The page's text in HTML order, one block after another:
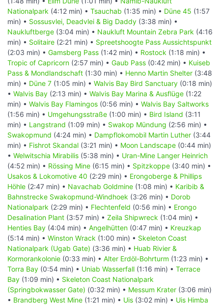
Nationalpark (4:12 min) • Tsauchab (1:35 min) • Düne 45 (1:57
min) • Sossusvlei, Deadvlei & Big Daddy (3:38 min) •
Naukluftberge (3:04 min) • Naukluft Mountain Zebra Park (4:16
min) • Solitaire (2:21 min) • Spreetshoogte Pass Aussichtspunkt
(2:03 min) • Gamsberg Pass (1:42 min) • Rostock (1:18 min) •
Tropic of Capricorn (2:57 min) • Gaub Pass (0:42 min) • Kuiseb
Pass & Mondlandschaft (1:30 min) • Henno Martin Shelter (3:48
min) • Düne 7 (1:05 min) • Walvis Bay Bird Sanctuary (0:18 min)
• Walvis Bay (2:13 min) • Walvis Bay Marina & Ausflüge (1:22
min) • Walvis Bay Flamingos (0:56 min) • Walvis Bay Saltworks
(1:56 min) • Umgehungsstraße (1:00 min) • Bird Island (3:11
min) • Langstrand (1:09 min) • Swakop Mündung (2:56 min) •
Swakopmund (4:24 min) • Dampflokomobil Martin Luther (3:44
min) • Fishrot Skandal (3:21 min) • Moon Landscape (0:44 min)
• Welwitschia Mirabilis (5:38 min) • Uran-Mine Langer Heinrich
(4:52 min) • Rössing Mine (6:15 min) • Spitzkoppe (3:40 min) •
Usakos & Lokomotive 40 (2:29 min) • Erongoberge & Phillips
Höhle (2:47 min) • Navachab Goldmine (1:08 min) • Karibib &
Bahnstrecke Swakopmund-Windhoek (3:26 min) • Dorob
Nationalpark (2:29 min) • Flechtenfeld (0:56 min) • Erongo
Desalination Plant (3:57 min) • Zeila Shipwreck (1:04 min) •
Henties Bay (4:04 min) • Angelhütten (0:47 min) • Kreuzkap
(5:14 min) • Winston Wrack (1:00 min) • Skeleton Coast
Nationalpark (Ugab Gate) (3:36 min) • Huab Rivier &
Kormorankolonie (0:33 min) • Alter Erdöl-Bohrturm (1:23 min) •
Torra Bay (0:54 min) • Uniab Wasserfall (1:16 min) • Terrace
Bay (1:09 min) • Skeleton Coast Nationalpark
(Springbokwasser Gate) (0:32 min) • Messum Krater (3:06 min)
• Brandberg West Mine (1:21 min) • Uis (3:02 min) • Uis Himba